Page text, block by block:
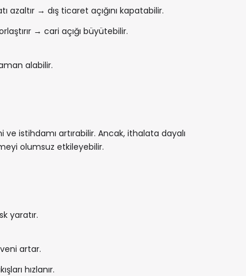
azaltır → dış ticaret açığını kapatabilir.
→ cari açığı büyütebilir.
alabilir.
ve istihdamı artırabilir. Ancak, ithalata dayalı
olumsuz etkileyebilir.
yaratır.
artar.
hızlanır.